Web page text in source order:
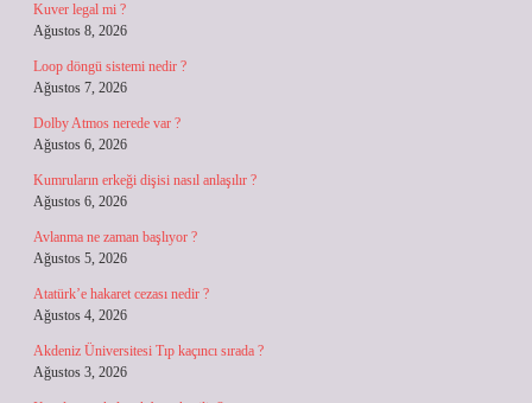
Kuver legal mi ?
Ağustos 8, 2026
Loop döngü sistemi nedir ?
Ağustos 7, 2026
Dolby Atmos nerede var ?
Ağustos 6, 2026
Kumruların erkeği dişisi nasıl anlaşılır ?
Ağustos 6, 2026
Avlanma ne zaman başlıyor ?
Ağustos 5, 2026
Atatürk’e hakaret cezası nedir ?
Ağustos 4, 2026
Akdeniz Üniversitesi Tıp kaçıncı sırada ?
Ağustos 3, 2026